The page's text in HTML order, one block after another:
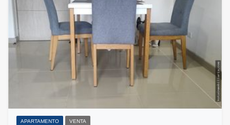
APARTAMENTO VENTA